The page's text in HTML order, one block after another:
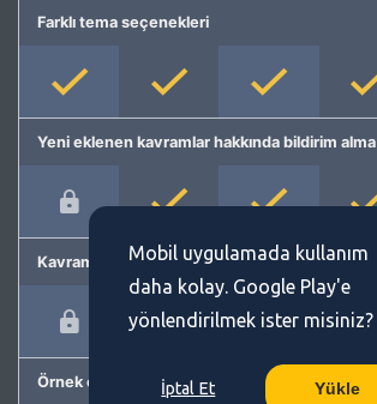
Farklı tema seçenekleri
Yeni eklenen kavramlar hakkında bildirim alma
Kavram önerme
Örnek cümleler
Mobil uygulamada kullanım
daha kolay. Google Play'e
yönlendirilmek ister misiniz?
İptal Et Yükle